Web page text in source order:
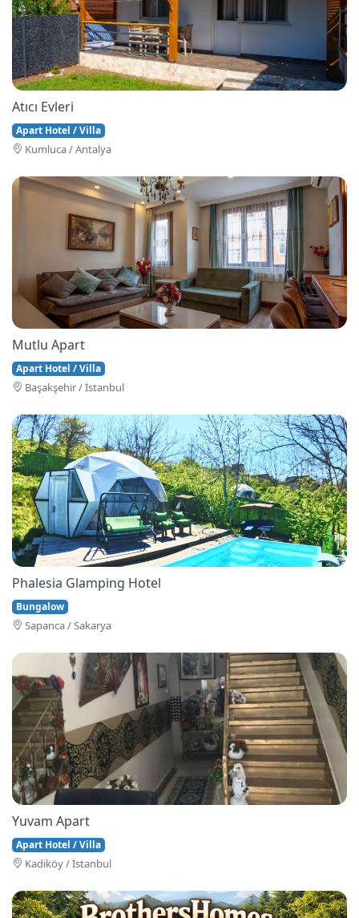
Atıcı Evleri
Apart Hotel / Villa
Kumluca / Antalya
Mutlu Apart
Apart Hotel / Villa
Başakşehi̇r / İstanbul
Phalesia Glamping Hotel
Bungalow
Sapanca / Sakarya
Yuvam Apart
Apart Hotel / Villa
Kadiköy / İstanbul